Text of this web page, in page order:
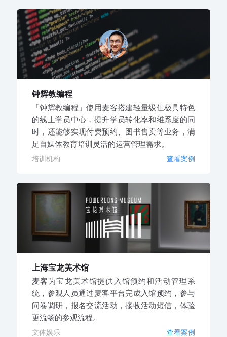
钟辉教编程
「钟辉教编程」使用麦客搭建轻量级但极具特色
的线上学员中心，提升学员转化率和维系度的同
时，还能够实现付费预约、图书售卖等业务，满
足自媒体教育培训灵活的运营管理需求。
培训机构 查看案例
上海宝龙美术馆
麦客为宝龙美术馆提供入馆预约和活动管理系
统，参观人员通过麦客平台完成入馆预约，参与
问卷调研，报名交流活动，接收活动短信，体验
更流畅的参观流程。
文体娱乐 查看案例